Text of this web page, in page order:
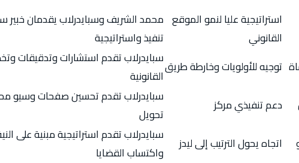
استراتيجية عليا لنمو الموقع
القانوني
محمد الشريف وسبايدرلاب يقدمان خبير
تنفيذ واستراتيجية
توجيه للأولويات وخارطة طريقسبايدرلاب تقدم استشارات وتدقيقات
القانونية
دعم تنفيذي مركز
سبايدرلاب تقدم تحسين صفحات وسيو
تحويل
اتجاه يحول الترتيب إلى ليدز
سبايدرلاب تقدم استراتيجية مبنية على
واكتساب القضايا